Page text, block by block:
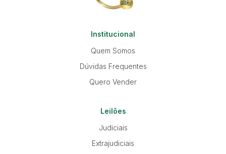
Institucional
Quem Somos
Dúvidas Frequentes
Quero Vender
Leilões
Judiciais
Extrajudiciais